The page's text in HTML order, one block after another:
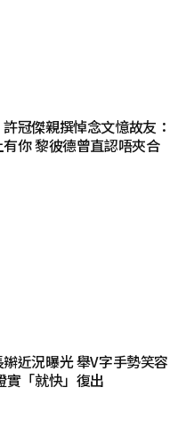
冠傑親撰悼念文憶故友：
你 黎彼德曾直認唔夾合
近況曝光 舉V字手勢笑容
實「就快」復出